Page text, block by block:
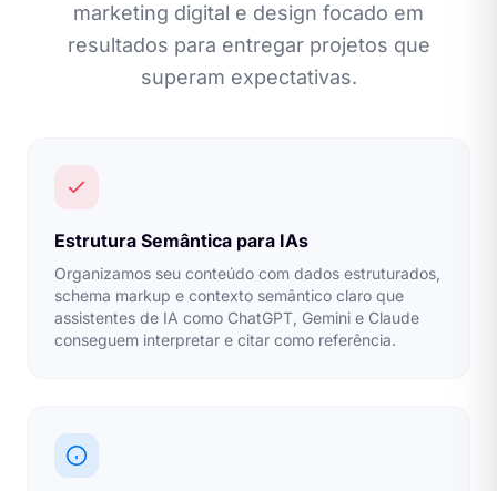
marketing digital e design focado em
resultados para entregar projetos que
superam expectativas.
Estrutura Semântica para IAs
Organizamos seu conteúdo com dados estruturados,
schema markup e contexto semântico claro que
assistentes de IA como ChatGPT, Gemini e Claude
conseguem interpretar e citar como referência.